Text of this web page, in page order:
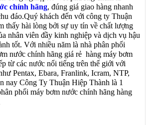
chính hãng, đúng giá giao hàng nhanh
đáo.Quý khách đến với công ty Thuận
thấy hài lòng bởi sự uy tín về chất lượng
nhân viên đầy kinh nghiệp và dịch vụ hậu
tốt. Với nhiều năm là nhà phân phối
nước chính hãng giá rẻ hàng máy bơm
từ các nước nổi tiếng trên thế giới với
Pentax, Ebara, Franlink, Icram, NTP,
Công Ty Thuận Hiệp Thành là 1
phối máy bơm nước chính hãng hàng